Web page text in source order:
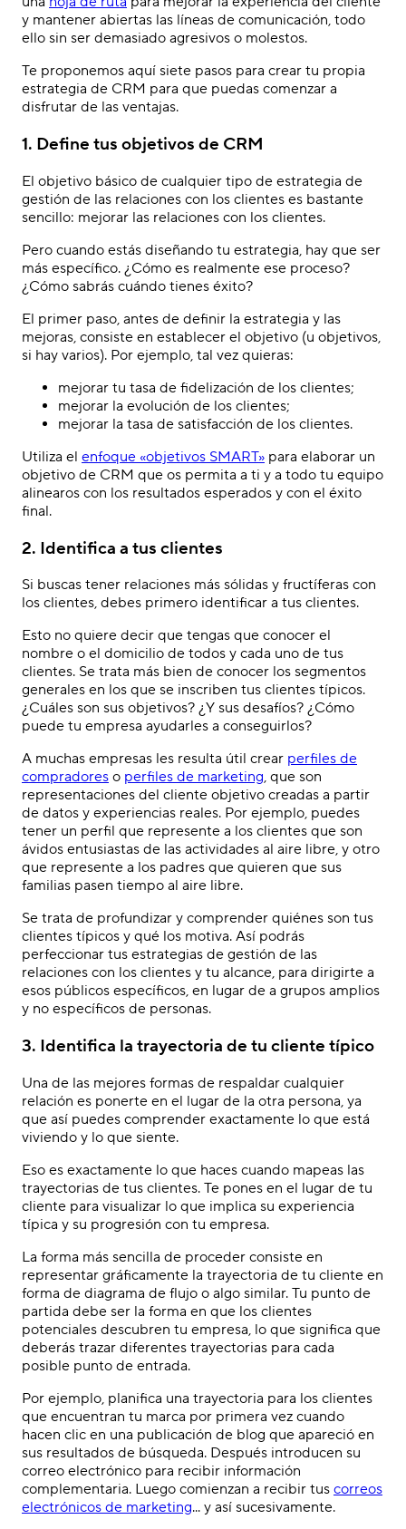
y mantener abiertas las líneas de comunicación, todo
ello sin ser demasiado agresivos o molestos.
Te proponemos aquí siete pasos para crear tu propia
estrategia de CRM para que puedas comenzar a
disfrutar de las ventajas.
1. Define tus objetivos de CRM
El objetivo básico de cualquier tipo de estrategia de
gestión de las relaciones con los clientes es bastante
sencillo: mejorar las relaciones con los clientes.
Pero cuando estás diseñando tu estrategia, hay que ser
más específico. ¿Cómo es realmente ese proceso?
¿Cómo sabrás cuándo tienes éxito?
El primer paso, antes de definir la estrategia y las
mejoras, consiste en establecer el objetivo (u objetivos,
si hay varios). Por ejemplo, tal vez quieras:
mejorar tu tasa de fidelización de los clientes;
mejorar la evolución de los clientes;
mejorar la tasa de satisfacción de los clientes.
Utiliza el enfoque «objetivos SMART» para elaborar un
objetivo de CRM que os permita a ti y a todo tu equipo
alinearos con los resultados esperados y con el éxito
final.
2. Identifica a tus clientes
Si buscas tener relaciones más sólidas y fructíferas con
los clientes, debes primero identificar a tus clientes.
Esto no quiere decir que tengas que conocer el
nombre o el domicilio de todos y cada uno de tus
clientes. Se trata más bien de conocer los segmentos
generales en los que se inscriben tus clientes típicos.
¿Cuáles son sus objetivos? ¿Y sus desafíos? ¿Cómo
puede tu empresa ayudarles a conseguirlos?
A muchas empresas les resulta útil crear perfiles de
compradores o perfiles de marketing, que son
representaciones del cliente objetivo creadas a partir
de datos y experiencias reales. Por ejemplo, puedes
tener un perfil que represente a los clientes que son
ávidos entusiastas de las actividades al aire libre, y otro
que represente a los padres que quieren que sus
familias pasen tiempo al aire libre.
Se trata de profundizar y comprender quiénes son tus
clientes típicos y qué los motiva. Así podrás
perfeccionar tus estrategias de gestión de las
relaciones con los clientes y tu alcance, para dirigirte a
esos públicos específicos, en lugar de a grupos amplios
y no específicos de personas.
3. Identifica la trayectoria de tu cliente típico
Una de las mejores formas de respaldar cualquier
relación es ponerte en el lugar de la otra persona, ya
que así puedes comprender exactamente lo que está
viviendo y lo que siente.
Eso es exactamente lo que haces cuando mapeas las
trayectorias de tus clientes. Te pones en el lugar de tu
cliente para visualizar lo que implica su experiencia
típica y su progresión con tu empresa.
La forma más sencilla de proceder consiste en
representar gráficamente la trayectoria de tu cliente en
forma de diagrama de flujo o algo similar. Tu punto de
partida debe ser la forma en que los clientes
potenciales descubren tu empresa, lo que significa que
deberás trazar diferentes trayectorias para cada
posible punto de entrada.
Por ejemplo, planifica una trayectoria para los clientes
que encuentran tu marca por primera vez cuando
hacen clic en una publicación de blog que apareció en
sus resultados de búsqueda. Después introducen su
correo electrónico para recibir información
complementaria. Luego comienzan a recibir tus correos
electrónicos de marketing... y así sucesivamente.